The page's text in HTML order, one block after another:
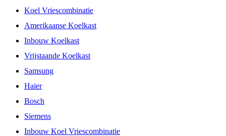
Koel Vriescombinatie
Amerikaanse Koelkast
Inbouw Koelkast
Vrijstaande Koelkast
Samsung
Haier
Bosch
Siemens
Inbouw Koel Vriescombinatie